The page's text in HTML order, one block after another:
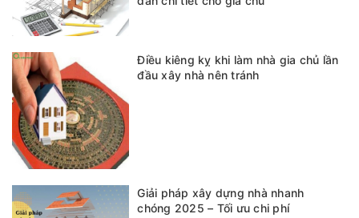
Điều kiêng kỵ khi làm nhà gia chủ lần
đầu xây nhà nên tránh
Giải pháp xây dựng nhà nhanh
chóng 2025 – Tối ưu chi phí